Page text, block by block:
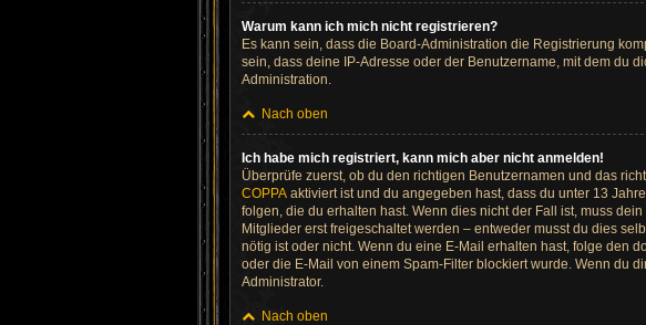
Warum kann ich mich nicht registrieren?
Es kann sein, dass die Board-Administration die Registrierung
sein, dass deine IP-Adresse oder der Benutzername, mit dem du
Administration.
Nach oben
Ich habe mich registriert, kann mich aber nicht anmelden!
Überprüfe zuerst, ob du den richtigen Benutzernamen und das
COPPA aktiviert ist und du angegeben hast, dass du unter 13
folgen, die du erhalten hast. Wenn dies nicht der Fall ist, muss
Mitglieder erst freigeschaltet werden – entweder musst du dies
nötig ist oder nicht. Wenn du eine E-Mail erhalten hast, folge den
oder die E-Mail von einem Spam-Filter blockiert wurde. Wenn du
Administrator.
Nach oben